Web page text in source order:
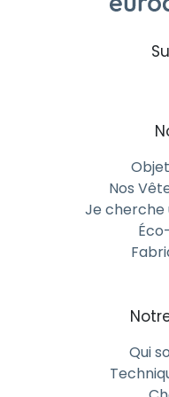
les besoins et
Victorinox® pas
campagnes à
à prix accessibles,
excellent moyen
communication
Victorinox®
optez pour un
Fabriqués à partir de
Nos
Je cherche
Qui